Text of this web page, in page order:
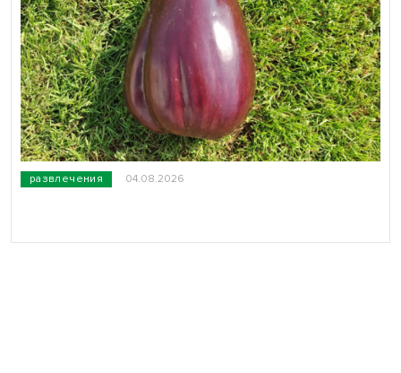
развлечения 04.08.2026